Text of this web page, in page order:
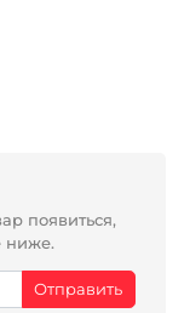
появиться,
ниже.